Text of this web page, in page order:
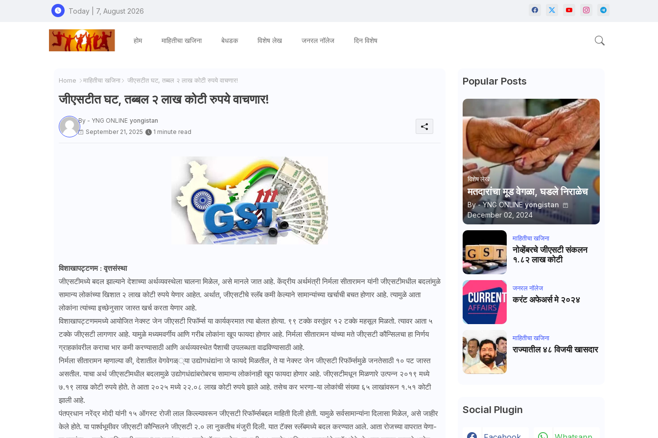
Today | 7, August 2026
होम माहितीचा खजिना बेधडक विशेष लेख जनरल नॉलेज दिन विशेष
Home माहितीचा खजिना जीएसटीत घट, तब्बल २ लाख कोटी रुपये वाचणार!
जीएसटीत घट, तब्बल २ लाख कोटी रुपये वाचणार!
By - YNG ONLINE yongistan
September 21, 2025
1 minute read
विशाखापट्टणम : वृत्तसंस्था
जीएसटीमध्ये बदल झाल्याने देशाच्या अर्थव्यवस्थेला चालना मिळेल, असे मानले जात आहे. केंद्रीय अर्थमंत्री निर्मला सीतारामन यांनी जीएसटीमधील बदलांमुळे
सामान्य लोकांच्या खिशात २ लाख कोटी रुपये येणार आहेत. अर्थात, जीएसटीचे स्लॅब कमी केल्याने सामान्यांच्या खर्चाची बचत होणार आहे. त्यामुळे आता
लोकांना त्यांच्या इच्छेनुसार जास्त खर्च करता येणार आहे.
विशाखापट्टणममध्ये आयोजित नेक्स्ट जेन जीएसटी रिफॉर्म्स या कार्यक्रमात त्या बोलत होत्या. ९९ टक्के वस्तूंवर १२ टक्के महसूल मिळतो. त्यावर आता ५
टक्के जीएसटी लागणार आहे. यामुळे मध्यमवर्गीय आणि गरीब लोकांना खूप फायदा होणार आहे. निर्मला सीतारामन यांच्या मते जीएसटी कौन्सिलचा हा निर्णय
ग्राहकांवरील कराचा भार कमी करण्यासाठी आणि अर्थव्यवस्थेत पैशाची उपलब्धता वाढविण्यासाठी आहे.
निर्मला सीतारामन म्हणाल्या की, देशातील वेगवेगळ््या उद्योगधंद्यांना जे फायदे मिळतील, ते या नेक्स्ट जेन जीएसटी रिफॉर्म्समुळे जनतेसाठी १० पट जास्त
असतील. याचा अर्थ जीएसटीमधील बदलामुळे उद्योगधंद्यांबरोबरच सामान्य लोकांनाही खूप फायदा होणार आहे. जीएसटीमधून मिळणारे उत्पन्न २०१९ मध्ये
७.१९ लाख कोटी रुपये होते. ते आता २०२५ मध्ये २२.०८ लाख कोटी रुपये झाले आहे. तसेच कर भरणा-या लोकांची संख्या ६५ लाखांवरून १.५१ कोटी
झाली आहे.
पंतप्रधान नरेंद्र मोदी यांनी १५ ऑगस्ट रोजी लाल किल्ल्यावरून जीएसटी रिफॉर्म्सबद्दल माहिती दिली होती. यामुळे सर्वसामान्यांना दिलासा मिळेल, असे जाहीर
केले होते. या पार्श्वभूमीवर जीएसटी कौन्सिलने जीएसटी २.० ला नुकतीच मंजुरी दिली. यात टॅक्स स्लॅबमध्ये बदल करण्यात आले. आता रोजच्या वापरात येणा-
Popular Posts
विशेष लेख
मतदारांचा मूड वेगळा, घडले निराळेच
By - YNG ONLINE yongistan
December 02, 2024
माहितीचा खजिना
नोव्हेंबरचे जीएसटी संकलन
१.८२ लाख कोटी
जनरल नाॅलेज
करंट अफेअर्स मे २०२४
माहितीचा खजिना
राज्यातील ४८ विजयी खासदार
Social Plugin